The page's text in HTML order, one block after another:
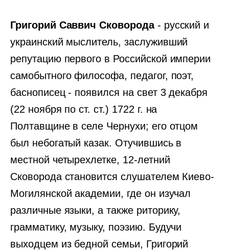
Григорий Саввич Сковорода- русский и
украинский мыслитель, заслуживший
репутацию первого в Российской империи
самобытного философа, педагог, поэт,
баснописец - появился на свет 3 декабря
(22 ноября по ст. ст.) 1722 г. на
Полтавщине в селе Чернухи; его отцом
был небогатый казак. Отучившись в
местной четырехлетке, 12-летний
Сковорода становится слушателем Киево-
Могилянской академии, где он изучал
различные языки, а также риторику,
грамматику, музыку, поэзию. Будучи
выходцем из бедной семьи, Григорий